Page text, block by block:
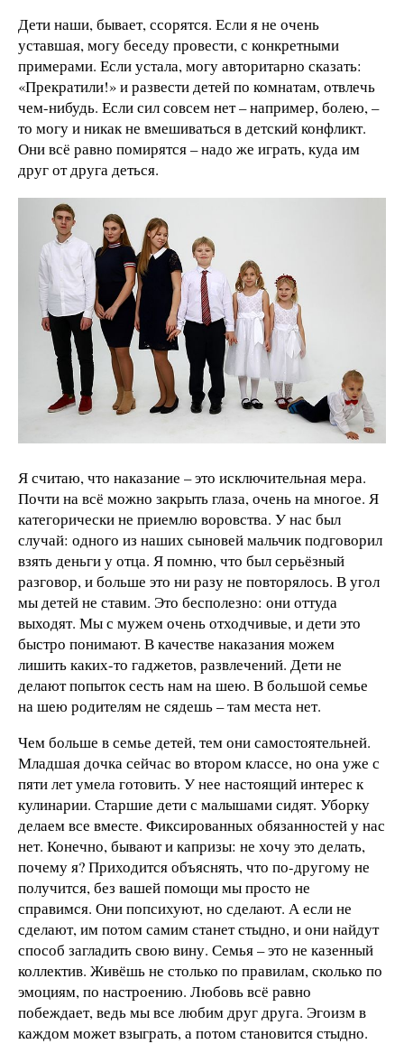
Дети наши, бывает, ссорятся. Если я не очень
уставшая, могу беседу провести, с конкретными
примерами. Если устала, могу авторитарно сказать:
«Прекратили!» и развести детей по комнатам, отвлечь
чем-нибудь. Если сил совсем нет – например, болею, –
то могу и никак не вмешиваться в детский конфликт.
Они всё равно помирятся – надо же играть, куда им
друг от друга деться.
Я считаю, что наказание – это исключительная мера.
Почти на всё можно закрыть глаза, очень на многое. Я
категорически не приемлю воровства. У нас был
случай: одного из наших сыновей мальчик подговорил
взять деньги у отца. Я помню, что был серьёзный
разговор, и больше это ни разу не повторялось. В угол
мы детей не ставим. Это бесполезно: они оттуда
выходят. Мы с мужем очень отходчивые, и дети это
быстро понимают. В качестве наказания можем
лишить каких-то гаджетов, развлечений. Дети не
делают попыток сесть нам на шею. В большой семье
на шею родителям не сядешь – там места нет.
Чем больше в семье детей, тем они самостоятельней.
Младшая дочка сейчас во втором классе, но она уже с
пяти лет умела готовить. У нее настоящий интерес к
кулинарии. Старшие дети с малышами сидят. Уборку
делаем все вместе. Фиксированных обязанностей у нас
нет. Конечно, бывают и капризы: не хочу это делать,
почему я? Приходится объяснять, что по-другому не
получится, без вашей помощи мы просто не
справимся. Они попсихуют, но сделают. А если не
сделают, им потом самим станет стыдно, и они найдут
способ загладить свою вину. Семья – это не казенный
коллектив. Живёшь не столько по правилам, сколько по
эмоциям, по настроению. Любовь всё равно
побеждает, ведь мы все любим друг друга. Эгоизм в
каждом может взыграть, а потом становится стыдно.